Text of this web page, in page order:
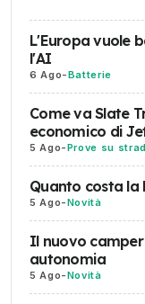
L'Europa vuole
l'AI
6 Ago-Batterie
Come va Slate
economico di
5 Ago-Prove su
Quanto costa la
5 Ago-Novità
Il nuovo
autonomia
5 Ago-Novità